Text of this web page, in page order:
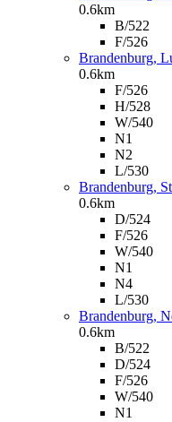
0.6km
B/522
F/526
Brandenburg,
0.6km
F/526
H/528
W/540
N1
N2
L/530
Brandenburg,
0.6km
D/524
F/526
W/540
N1
N4
L/530
Brandenburg,
0.6km
B/522
D/524
F/526
W/540
N1